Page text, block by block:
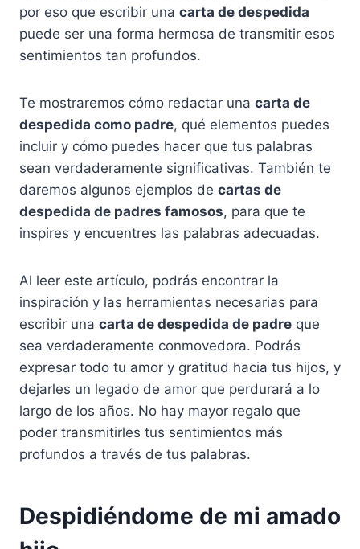
por eso que escribir una carta de despedida
puede ser una forma hermosa de transmitir esos
sentimientos tan profundos.
Te mostraremos cómo redactar una carta de
despedida como padre, qué elementos puedes
incluir y cómo puedes hacer que tus palabras
sean verdaderamente significativas. También te
daremos algunos ejemplos de cartas de
despedida de padres famosos, para que te
inspires y encuentres las palabras adecuadas.
Al leer este artículo, podrás encontrar la
inspiración y las herramientas necesarias para
escribir una carta de despedida de padre que
sea verdaderamente conmovedora. Podrás
expresar todo tu amor y gratitud hacia tus hijos, y
dejarles un legado de amor que perdurará a lo
largo de los años. No hay mayor regalo que
poder transmitirles tus sentimientos más
profundos a través de tus palabras.
Despidiéndome de mi amado